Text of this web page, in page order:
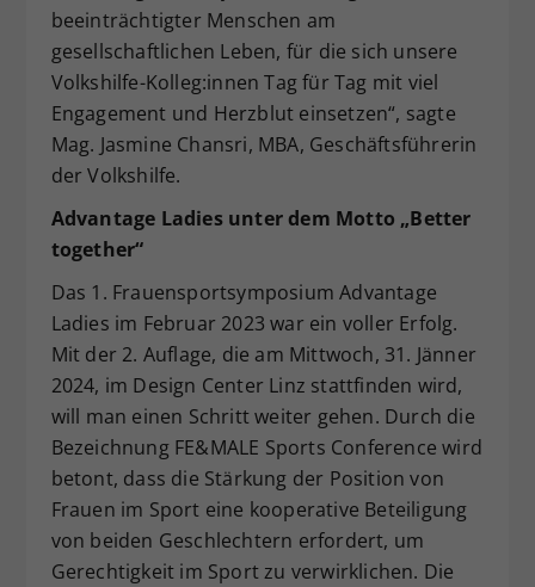
beeinträchtigter Menschen am
gesellschaftlichen Leben, für die sich unsere
Volkshilfe-Kolleg:innen Tag für Tag mit viel
Engagement und Herzblut einsetzen“, sagte
Mag. Jasmine Chansri, MBA, Geschäftsführerin
der Volkshilfe.
Advantage Ladies unter dem Motto „Better
together“
Das 1. Frauensportsymposium Advantage
Ladies im Februar 2023 war ein voller Erfolg.
Mit der 2. Auflage, die am Mittwoch, 31. Jänner
2024, im Design Center Linz stattfinden wird,
will man einen Schritt weiter gehen. Durch die
Bezeichnung FE&MALE Sports Conference wird
betont, dass die Stärkung der Position von
Frauen im Sport eine kooperative Beteiligung
von beiden Geschlechtern erfordert, um
Gerechtigkeit im Sport zu verwirklichen. Die